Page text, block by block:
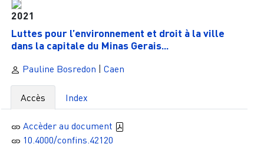
2021
Luttes pour l’environnement et droit à la ville
dans la capitale du Minas Gerais...
Pauline Bosredon | Caen
Accès Index
Accèder au document
10.4000/confins.42120